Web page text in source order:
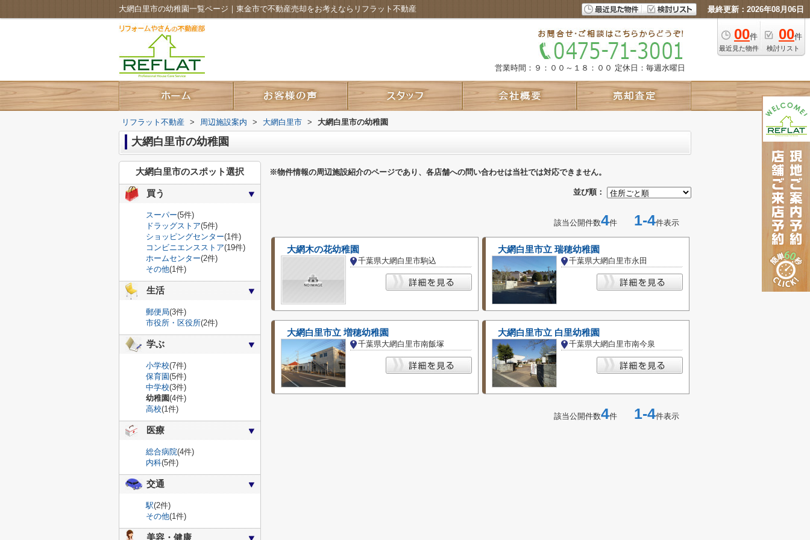
大網白里市の幼稚園一覧ページ｜東金市で不動産売却をお考えならリフラット不動産 最終更新：2026年08月06日
00件
最近見た物件
00件
検討リスト
営業時間：９：００～１８：００ 定休日：毎週水曜日
リフラット不動産 > 周辺施設案内 > 大網白里市 > 大網白里市の幼稚園
大網白里市の幼稚園
※物件情報の周辺施設紹介のページであり、各店舗への問い合わせは当社では対応できません。
並び順：
該当公開件数4件 1-4件表示
大網木の花幼稚園
千葉県大網白里市駒込
大網白里市立 瑞穂幼稚園
千葉県大網白里市永田
大網白里市立 増穂幼稚園
千葉県大網白里市南飯塚
大網白里市立 白里幼稚園
千葉県大網白里市南今泉
該当公開件数4件 1-4件表示
大網白里市のスポット選択
買う
スーパー(5件)
ドラッグストア(5件)
ショッピングセンター(1件)
コンビニエンスストア(19件)
ホームセンター(2件)
その他(1件)
生活
郵便局(3件)
市役所・区役所(2件)
学ぶ
小学校(7件)
保育園(5件)
中学校(3件)
幼稚園(4件)
高校(1件)
医療
総合病院(4件)
内科(5件)
交通
駅(2件)
その他(1件)
美容・健康